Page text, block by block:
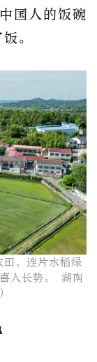
国人的饭碗
。
田，连片水稻绿
人长势。 湖南